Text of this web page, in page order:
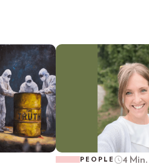
PEOPLE 4 Min.